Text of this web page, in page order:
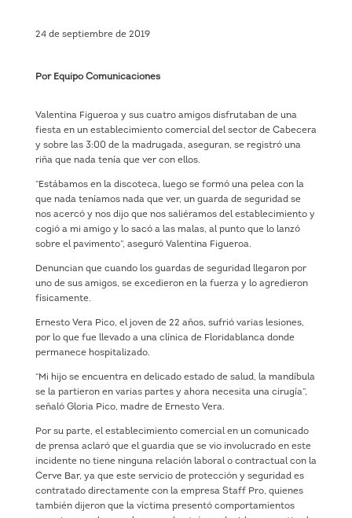
24 de septiembre de 2019
Por Equipo Comunicaciones
Valentina Figueroa y sus cuatro amigos disfrutaban de una
fiesta en un establecimiento comercial del sector de Cabecera
y sobre las 3:00 de la madrugada, aseguran, se registró una
riña que nada tenía que ver con ellos.
“Estábamos en la discoteca, luego se formó una pelea con la
que nada teníamos nada que ver, un guarda de seguridad se
nos acercó y nos dijo que nos saliéramos del establecimiento y
cogió a mi amigo y lo sacó a las malas, al punto que lo lanzó
sobre el pavimento”, aseguró Valentina Figueroa.
Denuncian que cuando los guardas de seguridad llegaron por
uno de sus amigos, se excedieron en la fuerza y lo agredieron
físicamente.
Ernesto Vera Pico, el joven de 22 años, sufrió varias lesiones,
por lo que fue llevado a una clínica de Floridablanca donde
permanece hospitalizado.
“Mi hijo se encuentra en delicado estado de salud, la mandíbula
se la partieron en varias partes y ahora necesita una cirugía”,
señaló Gloria Pico, madre de Ernesto Vera.
Por su parte, el establecimiento comercial en un comunicado
de prensa aclaró que el guardia que se vio involucrado en este
incidente no tiene ninguna relación laboral o contractual con la
Cerve Bar, ya que este servicio de protección y seguridad es
contratado directamente con la empresa Staff Pro, quienes
también dijeron que la víctima presentó comportamientos